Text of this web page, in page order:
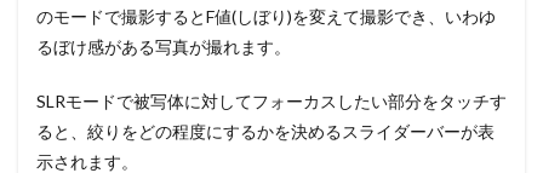
のモードで撮影するとF値(しぼり)を変えて撮影でき、いわゆ
るぼけ感がある写真が撮れます。
SLRモードで被写体に対してフォーカスしたい部分をタッチす
ると、絞りをどの程度にするかを決めるスライダーバーが表
示されます。